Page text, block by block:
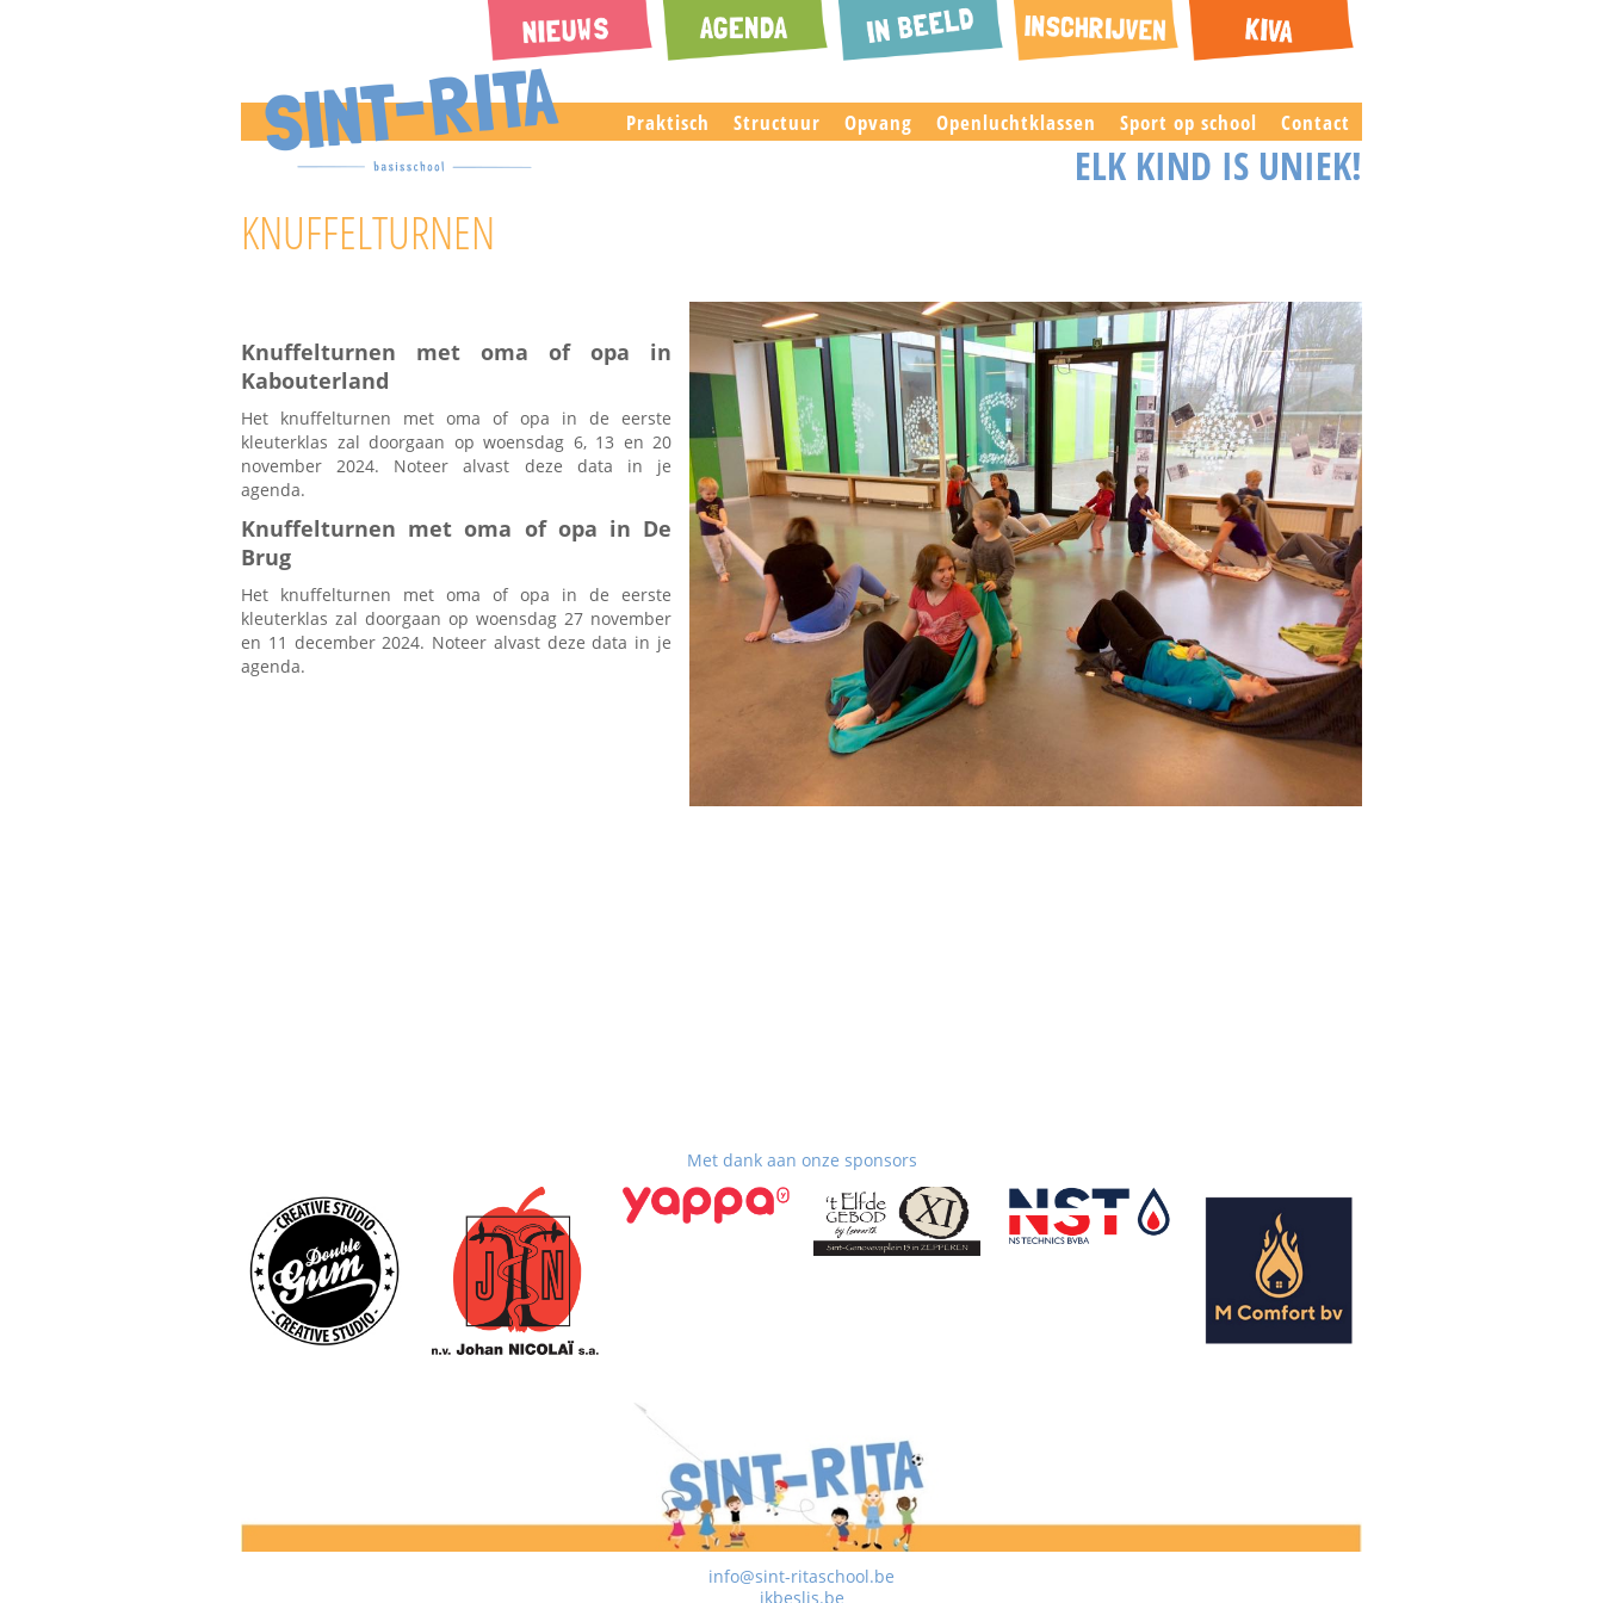
Praktisch Structuur Opvang Openluchtklassen Sport op school Contact
ELK KIND IS UNIEK!
KNUFFELTURNEN
Knuffelturnen met oma of opa in
Kabouterland
Het knuffelturnen met oma of opa in de eerste
kleuterklas zal doorgaan op woensdag 6, 13 en 20
november 2024. Noteer alvast deze data in je
agenda.
Knuffelturnen met oma of opa in De
Brug
Het knuffelturnen met oma of opa in de eerste
kleuterklas zal doorgaan op woensdag 27 november
en 11 december 2024. Noteer alvast deze data in je
agenda.
Met dank aan onze sponsors
info@sint-ritaschool.be
ikbeslis.be